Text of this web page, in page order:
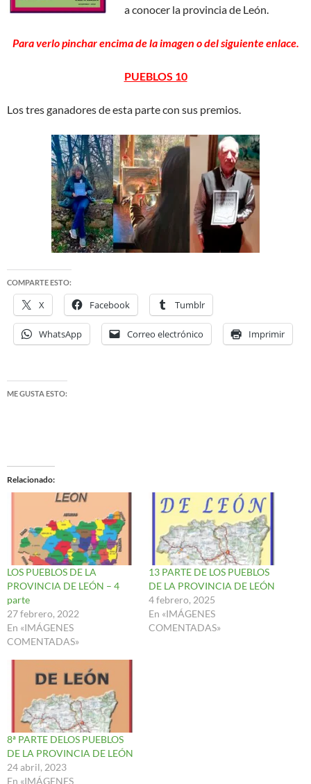
a conocer la provincia de León.
Para verlo pinchar encima de la imagen o del siguiente enlace.
PUEBLOS 10
Los tres ganadores de esta parte con sus premios.
COMPARTE ESTO:
X Facebook Tumblr
WhatsApp Correo electrónico Imprimir
ME GUSTA ESTO:
Relacionado
LOS PUEBLOS DE LA
PROVINCIA DE LEÓN – 4
parte
27 febrero, 2022
En «IMÁGENES
COMENTADAS»
13 PARTE DE LOS PUEBLOS
DE LA PROVINCIA DE LEÓN
4 febrero, 2025
En «IMÁGENES
COMENTADAS»
8ª PARTE DELOS PUEBLOS
DE LA PROVINCIA DE LEÓN
24 abril, 2023
En «IMÁGENES